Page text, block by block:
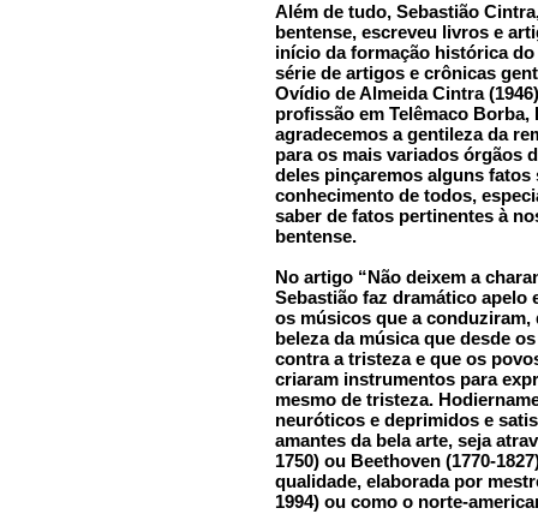
Além de tudo, Sebastião
bentense, escreveu livros e
início da formação histórica
série de artigos e crônicas
Ovídio de Almeida Cintra
profissão em Telêmaco
agradecemos a gentileza da
para os mais variados órgãos
deles pinçaremos alguns fatos
conhecimento de todos,
saber de fatos pertinentes à
bentense.
No artigo “Não deixem a
Sebastião faz dramático apelo
os músicos que a conduziram,
beleza da música que desde
contra a tristeza e que os
criaram instrumentos para
mesmo de tristeza.
neuróticos e deprimidos e
amantes da bela arte, seja
1750) ou Beethoven (1770-
qualidade, elaborada por
1994) ou como o norte-